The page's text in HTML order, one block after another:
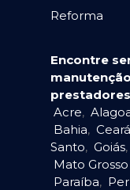
Reforma
Encontre
Acre,
Bahia, Ceará
Santo, Goiás,
Mato
Paraíba,